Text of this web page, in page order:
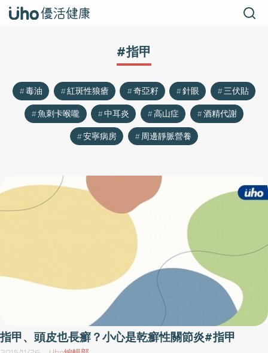
#指甲
毒油 紅斑性狼瘡 奇亞籽 針眼
三伏貼
魚刺卡喉嚨
中耳炎 高山症
酒精代謝
安寧病房
周邊靜脈營養
指甲、頭皮也長癬？小心是乾癬性關節炎#指甲